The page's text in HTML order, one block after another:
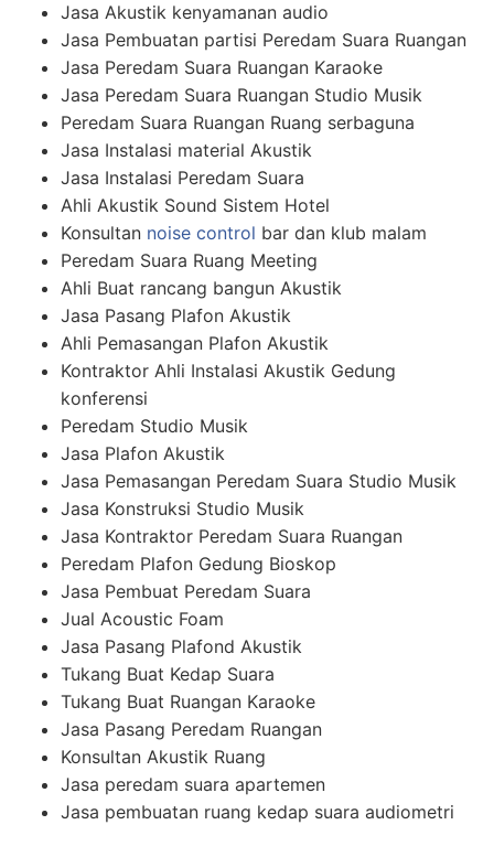
Jasa Akustik kenyamanan audio
Jasa Pembuatan partisi Peredam Suara Ruangan
Jasa Peredam Suara Ruangan Karaoke
Jasa Peredam Suara Ruangan Studio Musik
Peredam Suara Ruangan Ruang serbaguna
Jasa Instalasi material Akustik
Jasa Instalasi Peredam Suara
Ahli Akustik Sound Sistem Hotel
Konsultan noise control bar dan klub malam
Peredam Suara Ruang Meeting
Ahli Buat rancang bangun Akustik
Jasa Pasang Plafon Akustik
Ahli Pemasangan Plafon Akustik
Kontraktor Ahli Instalasi Akustik Gedung
konferensi
Peredam Studio Musik
Jasa Plafon Akustik
Jasa Pemasangan Peredam Suara Studio Musik
Jasa Konstruksi Studio Musik
Jasa Kontraktor Peredam Suara Ruangan
Peredam Plafon Gedung Bioskop
Jasa Pembuat Peredam Suara
Jual Acoustic Foam
Jasa Pasang Plafond Akustik
Tukang Buat Kedap Suara
Tukang Buat Ruangan Karaoke
Jasa Pasang Peredam Ruangan
Konsultan Akustik Ruang
Jasa peredam suara apartemen
Jasa pembuatan ruang kedap suara audiometri